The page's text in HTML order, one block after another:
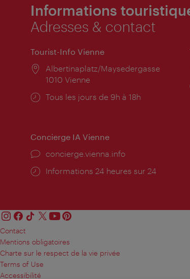
Informations
Adresses & contact
Tourist-Info Vienne
Lieu:
Albertinaplatz/Maysedergasse
1010 Vienne
Horaires
Tous les jours de 9h à 18h
Concierge IA Vienne
Ort:
concierge.vienna.info
Öffnungszeiten:
Informations 24 heures sur 24
Contact
Mentions obligatoires
Charte sur le respect de la vie privée
Terms of Use
Accessibilité